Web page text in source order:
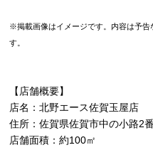
※掲載画像はイメージです。内容は予告
す。
【店舗概要】
店名：北野エース佐賀玉屋店
住所：佐賀県佐賀市中の小路2
店舗面積：約100㎡